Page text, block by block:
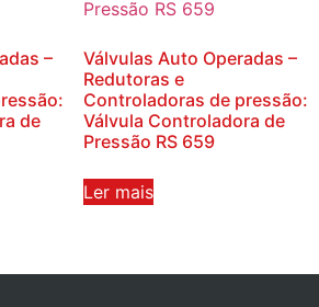
–
de
Válvulas Auto Operadas –
Redutoras e
Controladoras de pressão:
Válvula Controladora de
Pressão RS 659
Ler mais